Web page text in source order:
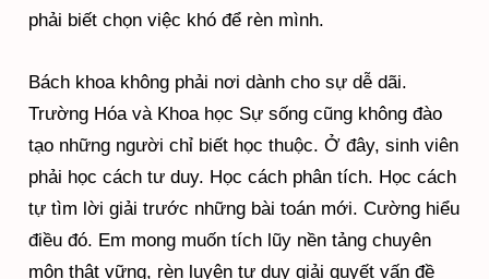
phải biết chọn việc khó để rèn mình.
Bách khoa không phải nơi dành cho sự dễ dãi.
Trường Hóa và Khoa học Sự sống cũng không đào
tạo những người chỉ biết học thuộc. Ở đây, sinh viên
phải học cách tư duy. Học cách phân tích. Học cách
tự tìm lời giải trước những bài toán mới. Cường hiểu
điều đó. Em mong muốn tích lũy nền tảng chuyên
môn thật vững, rèn luyện tư duy giải quyết vấn đề